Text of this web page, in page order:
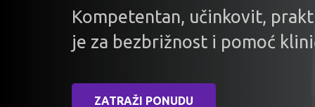
Kompetentan, učinkovit,
je za bezbrižnost i pomoć
ZATRAŽI PONUDU